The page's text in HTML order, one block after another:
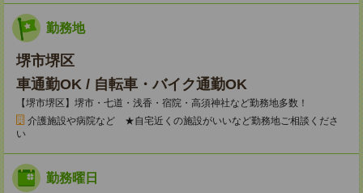
勤務地
堺市堺区
車通勤OK / 自転車・バイク通勤OK
【堺市堺区】堺市・七道・浅香・宿院・高須神社など勤務地多数！
介護施設や病院など ★自宅近くの施設がいいなど勤務地ご相談くださ
い
勤務曜日